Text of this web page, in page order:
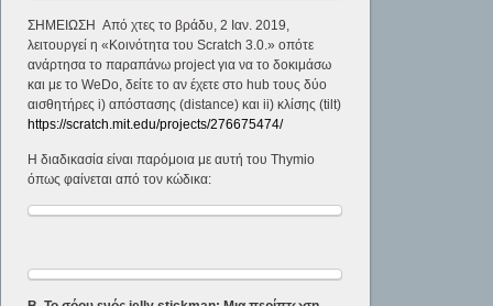
ΣΗΜΕΙΩΣΗ Από χτες το βράδυ, 2 Ιαν. 2019,
λειτουργεί η «Κοινότητα του Scratch 3.0.» οπότε
ανάρτησα το παραπάνω project για να το δοκιμάσω
και με το WeDo, δείτε το αν έχετε στο hub τους δύο
αισθητήρες i) απόστασης (distance) και ii) κλίσης (tilt)
https://scratch.mit.edu/projects/276675474/
Η διαδικασία είναι παρόμοια με αυτή του Thymio
όπως φαίνεται από τον κώδικα: